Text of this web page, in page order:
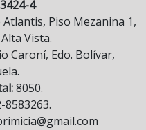
4
Piso Mezanina 1,
Vista.
Caroní, Edo. Bolívar,
8050.